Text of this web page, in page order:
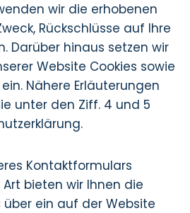
wir die erhobenen
Rückschlüsse auf Ihre
Darüber hinaus setzen wir
Website Cookies sowie
Nähere Erläuterungen
unter den Ziff. 4 und 5
Kontaktformulars
bieten wir Ihnen die
ein auf der Website